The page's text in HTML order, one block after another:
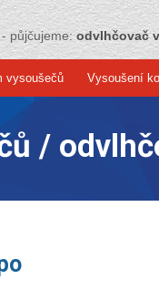
- půjčujeme:odvlhčovač
vysoušečů Vysoušení
/